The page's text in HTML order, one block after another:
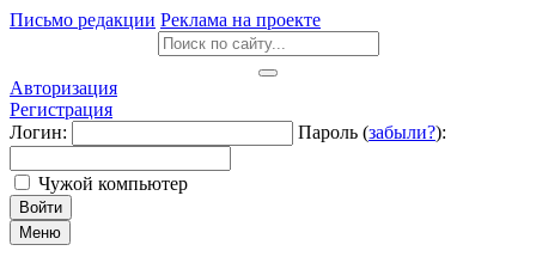
Письмо редакции Реклама на проекте
Авторизация
Регистрация
Логин:
Пароль (забыли?):
Чужой компьютер
Войти
Меню